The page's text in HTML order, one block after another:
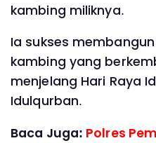
kambing miliknya.
Ia sukses
kambing yang
menjelang Hari Raya
Idulqurban.
Baca Juga: Polres